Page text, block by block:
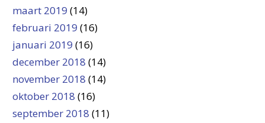
maart 2019 (14)
februari 2019 (16)
januari 2019 (16)
december 2018 (14)
november 2018 (14)
oktober 2018 (16)
september 2018 (11)